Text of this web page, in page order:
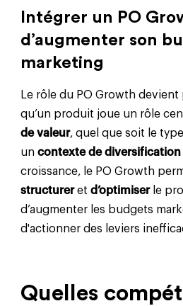
Intégrer un PO
d’augmenter son
marketing
Le rôle du PO Growth
qu’un produit joue un rôle
de valeur, quel que soit le
uncontexte de
croissance, le PO Growth
structureretd’optimiserle
d’augmenter les budgets
d'actionner des leviers
Quelles